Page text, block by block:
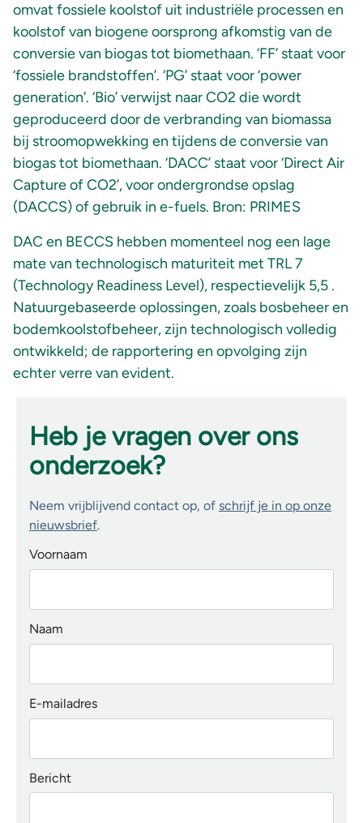
omvat fossiele koolstof uit industriële processen en
koolstof van biogene oorsprong afkomstig van de
conversie van biogas tot biomethaan. ‘FF’ staat voor
‘fossiele brandstoffen’. ‘PG’ staat voor ‘power
generation’. ‘Bio’ verwijst naar CO2 die wordt
geproduceerd door de verbranding van biomassa
bij stroomopwekking en tijdens de conversie van
biogas tot biomethaan. ‘DACC’ staat voor ‘Direct Air
Capture of CO2’, voor ondergrondse opslag
(DACCS) of gebruik in e-fuels. Bron: PRIMES
DAC en BECCS hebben momenteel nog een lage
mate van technologisch maturiteit met TRL 7
(Technology Readiness Level), respectievelijk 5,5 .
Natuurgebaseerde oplossingen, zoals bosbeheer en
bodemkoolstofbeheer, zijn technologisch volledig
ontwikkeld; de rapportering en opvolging zijn
echter verre van evident.
Heb je vragen over ons
onderzoek?
Neem vrijblijvend contact op, of schrijf je in op onze
nieuwsbrief.
Voornaam
Naam
E-mailadres
Bericht